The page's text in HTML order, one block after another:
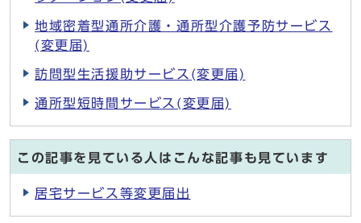
地域密着型通所介護・通所型介護予防サービス
(変更届)
訪問型生活援助サービス(変更届)
通所型短時間サービス(変更届)
この記事を見ている人はこんな記事も見ています
居宅サービス等変更届出